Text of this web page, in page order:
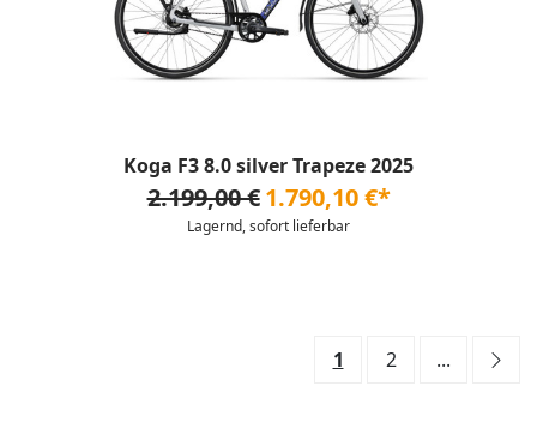
Koga F3 8.0 silver Trapeze 2025
2.199,00 € 1.790,10 €*
Lagernd, sofort lieferbar
1 2 ...